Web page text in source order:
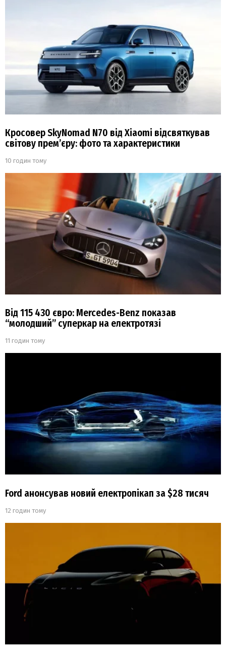
Кросовер SkyNomad N70 від Xiaomi відсвяткував
світову прем’єру: фото та характеристики
10 годин тому
Від 115 430 євро: Mercedes-Benz показав
“молодший” суперкар на електротязі
11 годин тому
Ford анонсував новий електропікап за $28 тисяч
12 годин тому